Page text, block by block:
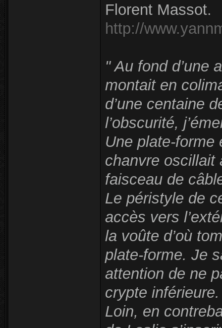
Florent Massot.
http://
" Au fond d’une
montait en
d’une centaine
l’obscurité,
Une plate-forme
chanvre oscillait
faisceau de
Le péristyle de
accès vers
la voûte d’où
plate-forme. Je
attention de ne
crypte inférieure.
Loin, en